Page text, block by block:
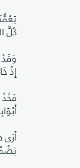
كُلِّ
وَقَدْ
إِذْ
فَخُذْ